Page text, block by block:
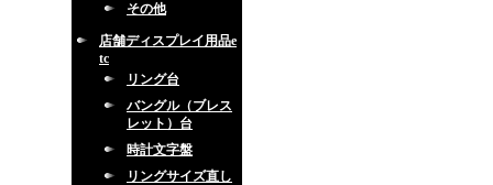
その他
店舗ディスプレイ用品e
tc
リング台
バングル（ブレス
レット）台
時計文字盤
リングサイズ直し